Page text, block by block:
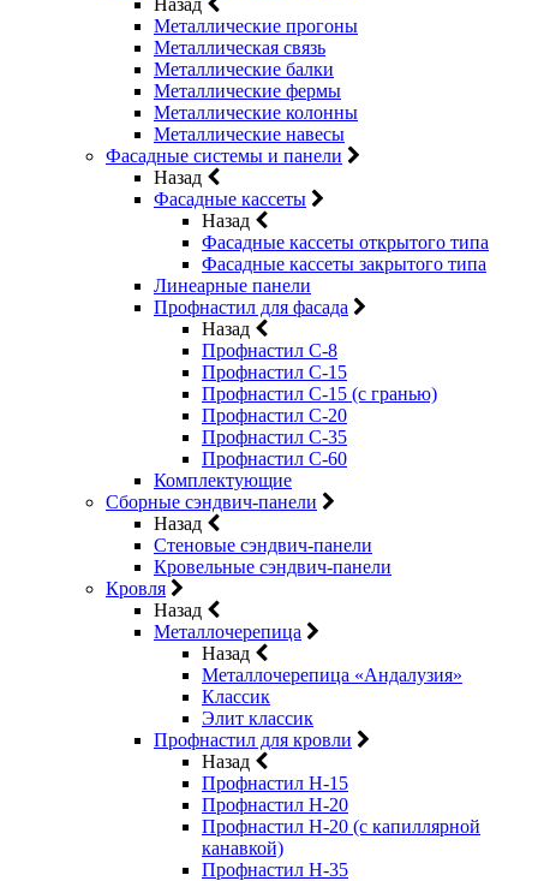
Назад
Металлические прогоны
Металлическая связь
Металлические балки
Металлические фермы
Металлические колонны
Металлические навесы
Фасадные системы и панели
Назад
Фасадные кассеты
Назад
Фасадные кассеты открытого типа
Фасадные кассеты закрытого типа
Линеарные панели
Профнастил для фасада
Назад
Профнастил С-8
Профнастил С-15
Профнастил С-15 (с гранью)
Профнастил С-20
Профнастил С-35
Профнастил С-60
Комплектующие
Сборные сэндвич-панели
Назад
Стеновые сэндвич-панели
Кровельные сэндвич-панели
Кровля
Назад
Металлочерепица
Назад
Металлочерепица «Андалузия»
Классик
Элит классик
Профнастил для кровли
Назад
Профнастил Н-15
Профнастил Н-20
Профнастил Н-20 (с капиллярной
канавкой)
Профнастил Н-35